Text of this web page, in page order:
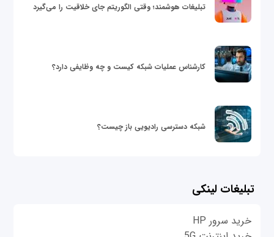
تبلیغات هوشمند؛ وقتی الگوریتم جای خلاقیت را می‌گیرد
کارشناس عملیات شبکه کیست و چه وظایفی دارد؟
شبکه دسترسی رادیویی باز چیست؟
تبلیغات لینکی
خرید سرور HP